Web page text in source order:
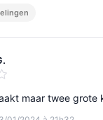
3 van 5
maar twee grote